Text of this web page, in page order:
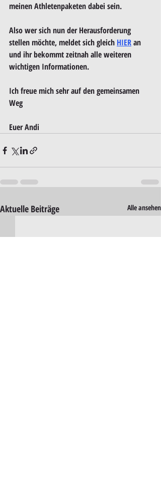
meinen Athletenpaketen dabei sein.
Also wer sich nun der Herausforderung
stellen möchte, meldet sich gleich HIER an
und ihr bekommt zeitnah alle weiteren
wichtigen Informationen.
Ich freue mich sehr auf den gemeinsamen
Weg
Euer Andi
Aktuelle Beiträge Alle ansehen